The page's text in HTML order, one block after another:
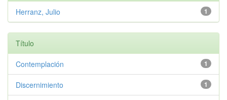
1
Herranz, Julio
Título
1
Contemplación
1
Discernimiento